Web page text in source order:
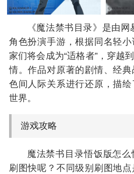
《魔法禁书目录》是由
角色扮演手游，根据同名轻
家们将会成为“适格者”，穿越
情。作品对原著的剧情、经
色间人际关系进行还原，描
世界。
游戏攻略
魔法禁书目录悟饭版怎
刷图快呢？不同级别刷图地